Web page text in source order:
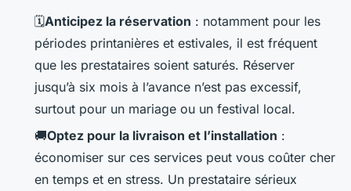
🗓️Anticipez la réservation : notamment pour les
périodes printanières et estivales, il est fréquent
que les prestataires soient saturés. Réserver
jusqu’à six mois à l’avance n’est pas excessif,
surtout pour un mariage ou un festival local.
🚚Optez pour la livraison et l’installation :
économiser sur ces services peut vous coûter cher
en temps et en stress. Un prestataire sérieux